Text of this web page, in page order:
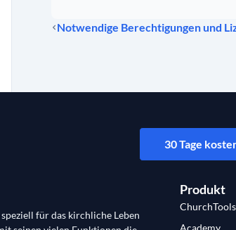
Notwendige Berechtigungen und
30 Tage
für das kirchliche Leben
Produkt
ChurchTools
Academy